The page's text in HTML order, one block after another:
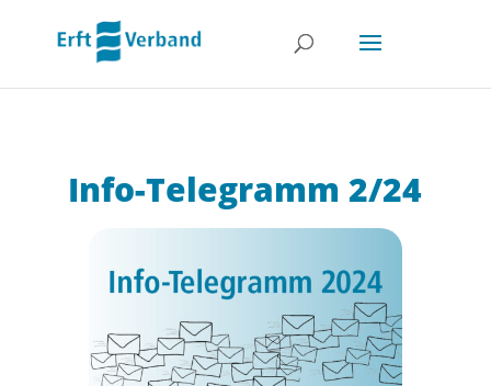
Info-Telegramm 2/24